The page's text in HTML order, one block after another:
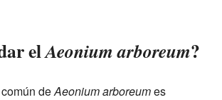
elAeonium arboreum?
deAeonium arboreumes